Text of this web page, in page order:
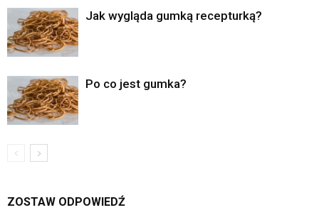
Jak wygląda gumką recepturką?
Po co jest gumka?
ZOSTAW ODPOWIEDŹ